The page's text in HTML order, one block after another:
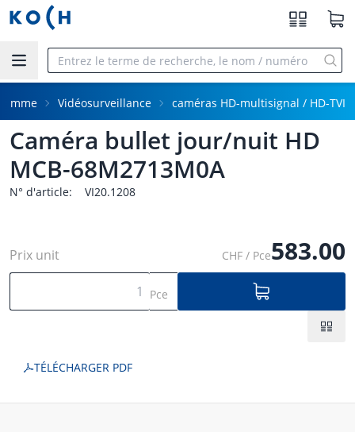
Aller au contenu principal
Vidéosurveillance caméras HD-multisignal / HD-TVI
Caméra bullet jour/nuit HD
MCB-68M2713M0A
N° d'article: VI20.1208
Prix unit CHF / Pce583.00
Pce
TÉLÉCHARGER PDF